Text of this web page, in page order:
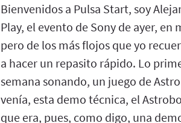
Bienvenidos a Pulsa Start, soy
Play, el evento de Sony de ayer,
pero de los más flojos que yo
a hacer un repasito rápido. Lo
semana sonando, un juego de
venía, esta demo técnica, el
que era, pues, como digo, una